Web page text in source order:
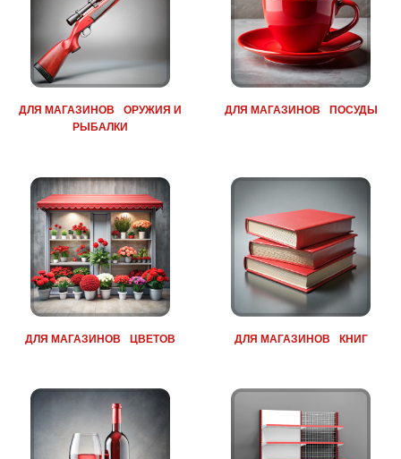
РЫБАЛКИ
ДЛЯ МАГАЗИНОВ ЦВЕТОВ ДЛЯ МАГАЗИНОВ КНИГ
ДЛЯ МАГАЗИНОВ ВИНА
СТЕЛЛАЖИ ТОРГОВЫЕ
МЕТАЛЛИЧЕСКИЕ